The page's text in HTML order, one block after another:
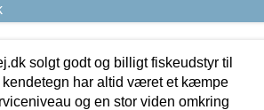
solgt godt og billigt fiskeudstyr til
kendetegn har altid været et kæmpe
og en stor viden omkring